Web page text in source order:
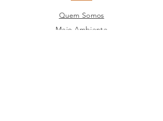
Quem Somos
Meio Ambiente